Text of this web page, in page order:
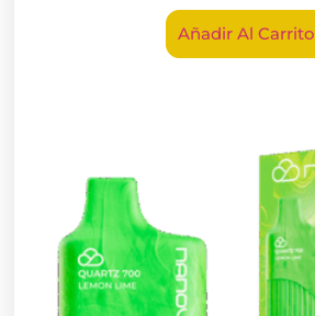
Añadir Al Carrito